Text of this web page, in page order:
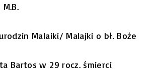
Malaiki/ Malajki o bł. Boże
Bartos w 29 rocz. śmierci